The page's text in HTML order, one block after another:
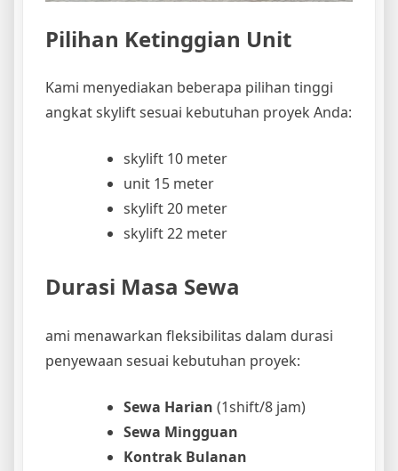
Pilihan Ketinggian Unit
Kami menyediakan beberapa pilihan tinggi
angkat skylift sesuai kebutuhan proyek Anda:
skylift 10 meter
unit 15 meter
skylift 20 meter
skylift 22 meter
Durasi Masa Sewa
ami menawarkan fleksibilitas dalam durasi
penyewaan sesuai kebutuhan proyek:
Sewa Harian (1shift/8 jam)
Sewa Mingguan
Kontrak Bulanan